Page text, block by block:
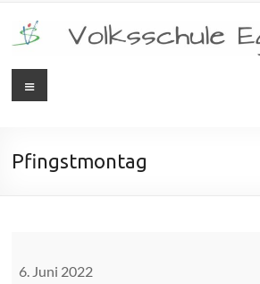
Inhalt
springen
Volksschule
Menü
Pfingstmontag
6. Juni 2022